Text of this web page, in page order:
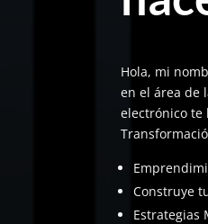
Hola, mi
en el área de
electrónico te
Construye
Estrategias